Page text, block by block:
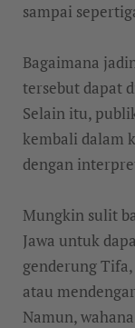
sampai
Bagaimana
tersebut dapat
Selain itu,
kembali dalam
dengan
Mungkin sulit
Jawa untuk
genderung
atau
Namun,